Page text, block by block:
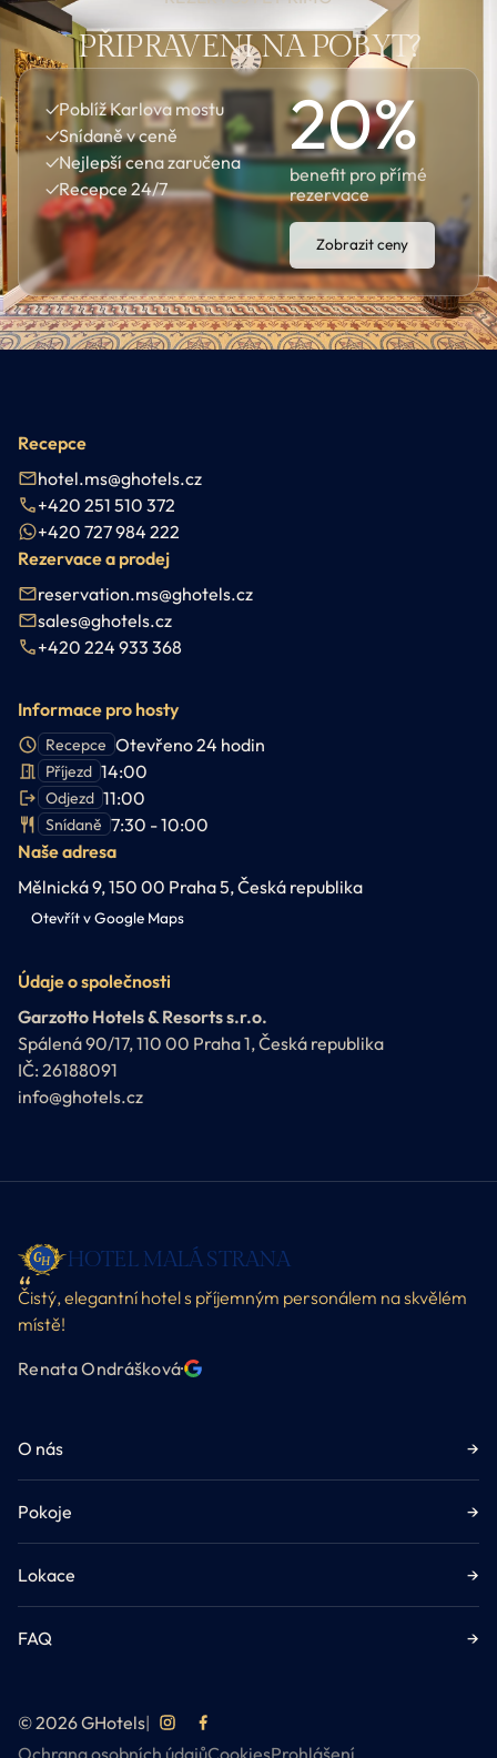
PŘIPRAVENI NA POBYT?
✓Poblíž Karlova mostu
✓Snídaně v ceně
✓Nejlepší cena zaručena
✓Recepce 24/7
20%
benefit pro přímé
rezervace
Zobrazit ceny
Recepce
hotel.ms@ghotels.cz
+420 251 510 372
+420 727 984 222
Rezervace a prodej
reservation.ms@ghotels.cz
sales@ghotels.cz
+420 224 933 368
Informace pro hosty
Recepce Otevřeno 24 hodin
Příjezd 14:00
Odjezd 11:00
Snídaně 7:30 - 10:00
Naše adresa
Mělnická 9, 150 00 Praha 5, Česká republika
Otevřít v Google Maps
Údaje o společnosti
Garzotto Hotels & Resorts s.r.o.
Spálená 90/17, 110 00 Praha 1, Česká republika
IČ: 26188091
info@ghotels.cz
HOTEL MALÁ STRANA
Čistý, elegantní hotel s příjemným personálem na skvělém
místě!
Renata Ondrášková·
O nás →
Pokoje →
Lokace →
FAQ →
© 2026 GHotels|